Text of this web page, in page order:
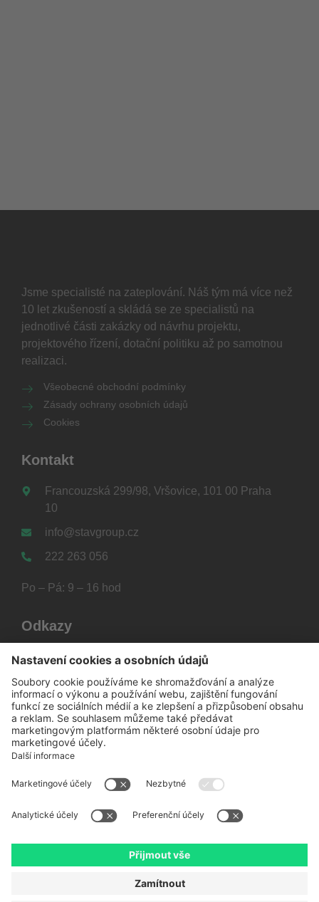
Jsme specialisté na zateplování. Náš tým má více než
10 let zkušeností a skládá se ze specialistů na
jednotlivé části zakázky od návrhu projektu,
projektového řízení, dotační politiku až po samotnou
realizaci.
Všeobecné obchodní podmínky
Zásady ochrany osobních údajů
Cookies
Kontakt
Francouzská 299/98, Vršovice, 101 00 Praha
10
info@stavgroup.cz
222 263 056
Po – Pá: 9 – 16 hod
Odkazy
Dotace
Jak to funguje
Výhody zateplení
Financování
Nejčastější dotazy
Kontakt
STAV GROUP s.r.o. – Copyright © 2023. Všechna